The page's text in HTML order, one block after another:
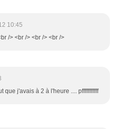
10:45
/> <br /> <br /> <br />
que j'avais à 2 à l'heure .... pfffffffffff